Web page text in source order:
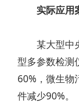
实际应用
某大型中央
型多参数检测
60%，微生物
件减少90%。